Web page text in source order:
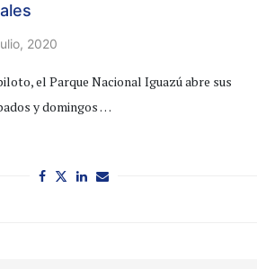
2020
el Parque Nacional Iguazú abre sus
y domingos …